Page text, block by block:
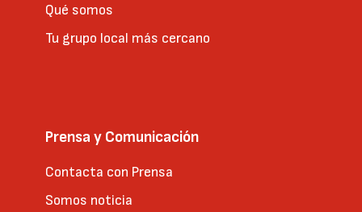
Qué somos
Tu grupo local más cercano
Prensa y Comunicación
Contacta con Prensa
Somos noticia